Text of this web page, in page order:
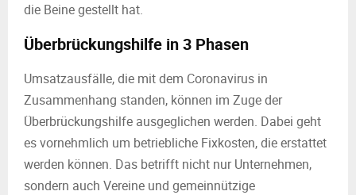
die Beine gestellt hat.
Überbrückungshilfe in 3 Phasen
Umsatzausfälle, die mit dem Coronavirus in
Zusammenhang standen, können im Zuge der
Überbrückungshilfe ausgeglichen werden. Dabei geht
es vornehmlich um betriebliche Fixkosten, die erstattet
werden können. Das betrifft nicht nur Unternehmen,
sondern auch Vereine und gemeinnützige